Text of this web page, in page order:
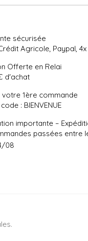
sécurisée
Agricole, Paypal,
Offerte en Relai
d'achat
votre 1ère commande
: BIENVENUE
importante –
passées entre
08